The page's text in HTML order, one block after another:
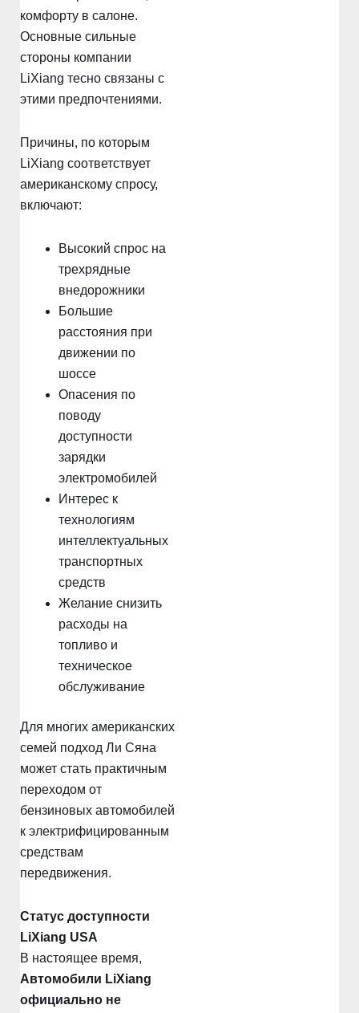
комфорту в салоне.
Основные сильные
стороны компании
LiXiang тесно связаны с
этими предпочтениями.
Причины, по которым
LiXiang соответствует
американскому спросу,
включают:
Высокий спрос на
трехрядные
внедорожники
Большие
расстояния при
движении по
шоссе
Опасения по
поводу
доступности
зарядки
электромобилей
Интерес к
технологиям
интеллектуальных
транспортных
средств
Желание снизить
расходы на
топливо и
техническое
обслуживание
Для многих американских
семей подход Ли Сяна
может стать практичным
переходом от
бензиновых автомобилей
к электрифицированным
средствам
передвижения.
Статус доступности
LiXiang USA
В настоящее время,
Автомобили LiXiang
официально не